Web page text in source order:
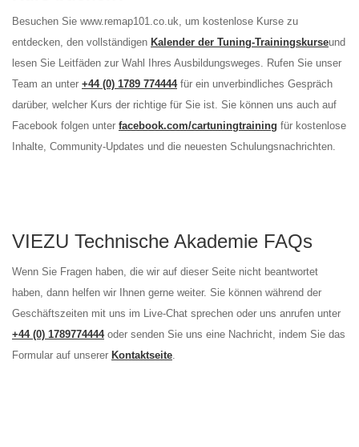
Besuchen Sie www.remap101.co.uk, um kostenlose Kurse zu
entdecken, den vollständigen Kalender der Tuning-Trainingskurseund
lesen Sie Leitfäden zur Wahl Ihres Ausbildungsweges. Rufen Sie unser
Team an unter +44 (0) 1789 774444für ein unverbindliches Gespräch
darüber, welcher Kurs der richtige für Sie ist. Sie können uns auch auf
Facebook folgen unter facebook.com/cartuningtraining für kostenlose
Inhalte, Community-Updates und die neuesten Schulungsnachrichten.
VIEZU Technische Akademie FAQs
Wenn Sie Fragen haben, die wir auf dieser Seite nicht beantwortet
haben, dann helfen wir Ihnen gerne weiter. Sie können während der
Geschäftszeiten mit uns im Live-Chat sprechen oder uns anrufen unter
+44 (0) 1789774444oder senden Sie uns eine Nachricht, indem Sie das
Formular auf unserer Kontaktseite.